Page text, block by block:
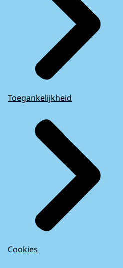
Toegankelijkheid
Cookies